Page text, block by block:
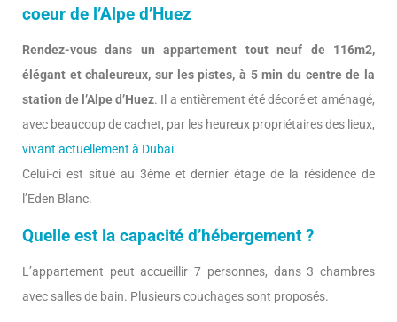
coeur de l’Alpe d’Huez
Rendez-vous dans un appartement tout neuf de 116m2,
élégant et chaleureux, sur les pistes, à 5 min du centre de la
station de l’Alpe d’Huez. Il a entièrement été décoré et aménagé,
avec beaucoup de cachet, par les heureux propriétaires des lieux,
vivant actuellement à Dubai.
Celui-ci est situé au 3ème et dernier étage de la résidence de
l’Eden Blanc.
Quelle est la capacité d’hébergement ?
L’appartement peut accueillir 7 personnes, dans 3 chambres
avec salles de bain. Plusieurs couchages sont proposés.